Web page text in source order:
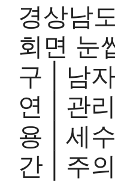
경상남
회면 눈
구 | 남
연 | 관
용 | 세
간 | 주